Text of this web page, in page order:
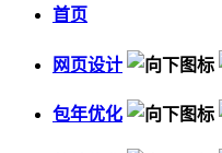
首页
网页设计
包年优化